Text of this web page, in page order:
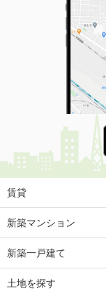
賃貸
新築マンション
新築一戸建て
土地を探す